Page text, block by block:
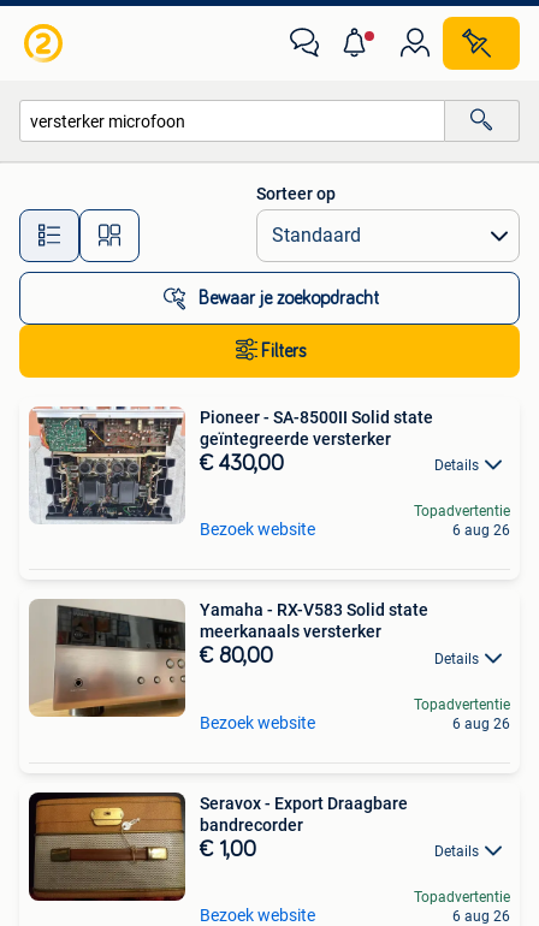
Alle afstanden…
Sorteer op
Bewaar je zoekopdracht
Filters
Pioneer - SA-8500II Solid state
geïntegreerde versterker
€ 430,00 Details
Bezoek website
Topadvertentie
6 aug 26
Yamaha - RX-V583 Solid state
meerkanaals versterker
€ 80,00 Details
Bezoek website
Topadvertentie
6 aug 26
Seravox - Export Draagbare
bandrecorder
€ 1,00 Details
Bezoek website
Topadvertentie
6 aug 26